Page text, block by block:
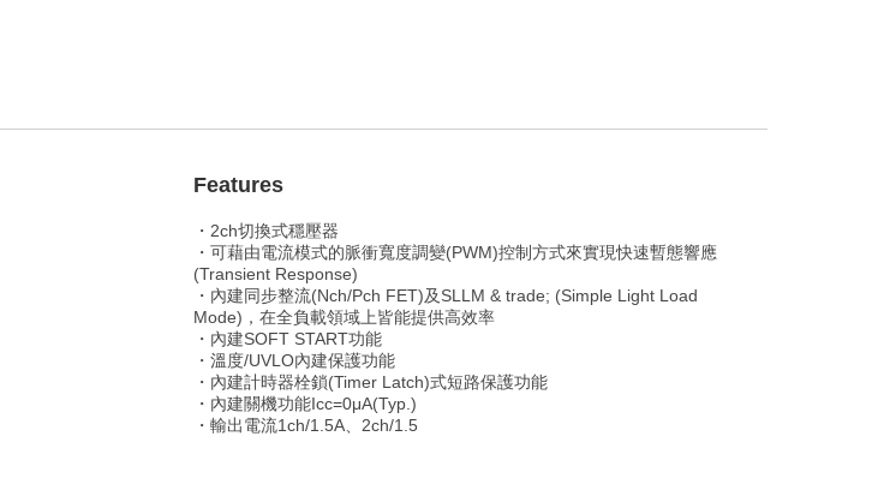
Features
・2ch切換式穩壓器
・可藉由電流模式的脈衝寬度調變(PWM)控制方式來實現快速暫態響應
(Transient Response)
・內建同步整流(Nch/Pch FET)及SLLM & trade; (Simple Light Load
Mode)，在全負載領域上皆能提供高效率
・內建SOFT START功能
・溫度/UVLO內建保護功能
・內建計時器栓鎖(Timer Latch)式短路保護功能
・內建關機功能Icc=0μA(Typ.)
・輸出電流1ch/1.5A、2ch/1.5